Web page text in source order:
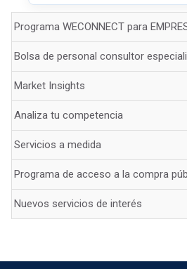
Programa WECONNECT para
Bolsa de personal consultor
Market Insights
Analiza tu competencia
Servicios a medida
Programa de acceso a la compra
Nuevos servicios de interés